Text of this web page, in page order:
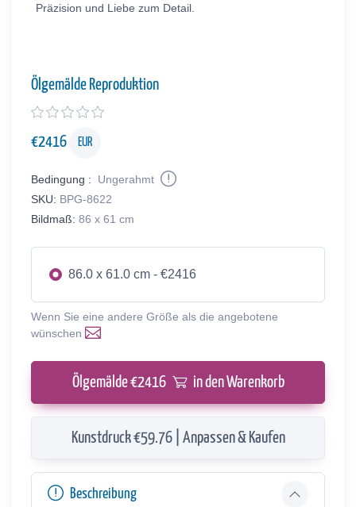
Präzision und Liebe zum Detail.
Ölgemälde Reproduktion
€2416 EUR
Bedingung :
Ungerahmt
SKU: BPG-8622
Bildmaß: 86 x 61 cm
86.0 x 61.0 cm - €2416
Wenn Sie eine andere Größe als die angebotene
wünschen
Ölgemälde €2416 in den Warenkorb
Kunstdruck €59.76 | Anpassen & Kaufen
Beschreibung